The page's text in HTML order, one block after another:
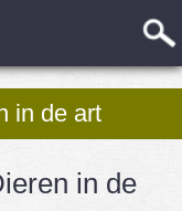
in de art
in de